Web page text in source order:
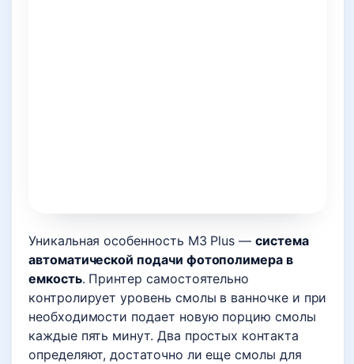
Уникальная особенность M3 Plus —система
автоматической подачи фотополимера в
емкость. Принтер самостоятельно
контролирует уровень смолы в ванночке и при
необходимости подает новую порцию смолы
каждые пять минут. Два простых контакта
определяют, достаточно ли еще смолы для